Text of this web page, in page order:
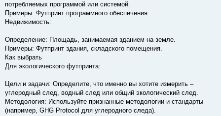
потребляемых программой или системой.
Примеры: Футпринт программного обеспечения.
Недвижимость:
Определение: Площадь, занимаемая зданием на земле.
Примеры: Футпринт здания, складского помещения.
Как выбрать
Для экологического футпринта:
Цели и задачи: Определите, что именно вы хотите измерить –
углеродный след, водный след или общий экологический след.
Методология: Используйте признанные методологии и стандарты
(например, GHG Protocol для углеродного следа).